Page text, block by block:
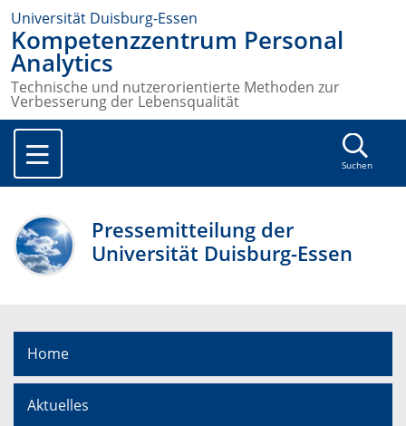
Universität Duisburg-Essen
Kompetenzzentrum Personal
Analytics
Technische und nutzerorientierte Methoden zur
Verbesserung der Lebensqualität
Suchen
Pressemitteilung der
Universität Duisburg-Essen
Home
Aktuelles